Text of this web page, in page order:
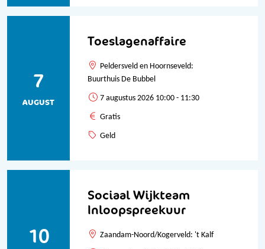
Toeslagenaffaire
7
AUGUST
Peldersveld en Hoornseveld:
Buurthuis De Bubbel
7 augustus 2026 10:00 - 11:30
Gratis
Geld
Sociaal Wijkteam
Inloopspreekuur
10 Zaandam-Noord/Kogerveld: 't Kalf